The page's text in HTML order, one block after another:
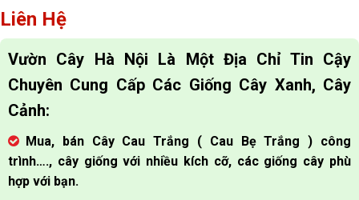
Liên Hệ
Vườn Cây Hà Nội Là Một Địa Chỉ Tin Cậy
Chuyên Cung Cấp Các Giống Cây Xanh, Cây
Cảnh:
Mua, bán Cây Cau Trắng ( Cau Bẹ Trắng ) công
trình…., cây giống với nhiều kích cỡ, các giống cây phù
hợp với bạn.